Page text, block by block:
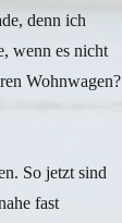
denn ich
wenn es nicht
Wohnwagen?
So jetzt sind
fast